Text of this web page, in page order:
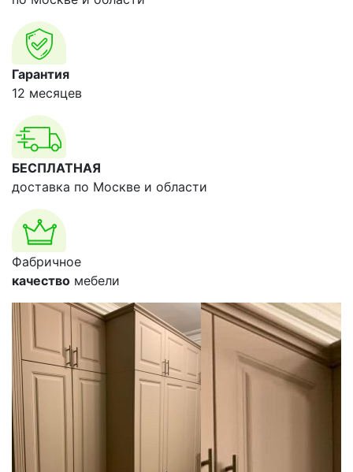
Гарантия
12 месяцев
БЕСПЛАТНАЯ
доставка по Москве и области
Фабричное
качество мебели